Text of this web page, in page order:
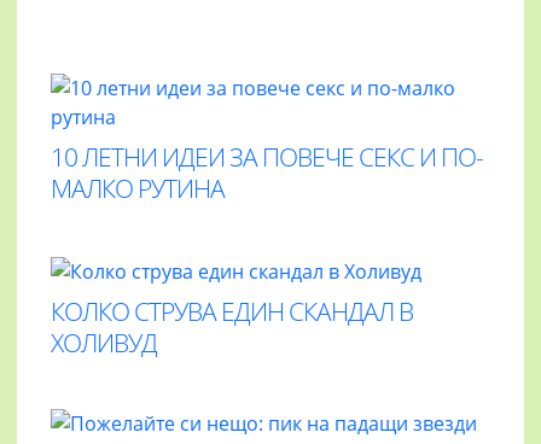
10 ЛЕТНИ ИДЕИ ЗА ПОВЕЧЕ СЕКС И ПО-
МАЛКО РУТИНА
КОЛКО СТРУВА ЕДИН СКАНДАЛ В
ХОЛИВУД